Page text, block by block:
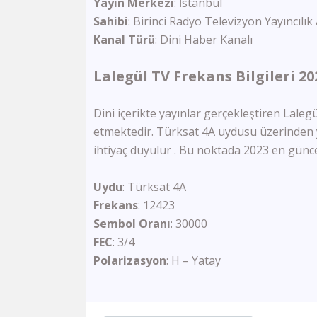
Sahibi: Birinci Radyo Televizyon Yayıncılık
Kanal Türü: Dini Haber Kanalı
Lalegül TV Frekans Bilgileri
Dini içerikte yayınlar gerçekleştiren
etmektedir. Türksat 4A uydusu
ihtiyaç duyulur . Bu noktada 2023 en
Uydu: Türksat 4A
Frekans: 12423
Sembol Oranı: 30000
FEC: 3/4
Polarizasyon: H – Yatay